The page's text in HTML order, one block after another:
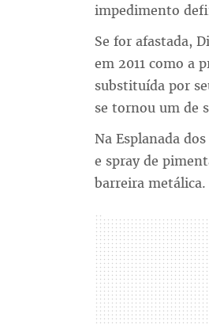
impedimento
Se for afastada,
em 2011 como a
substituída por
se tornou um de
Na Esplanada
e spray de
barreira metálica.